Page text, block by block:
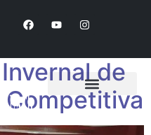
más de 100
de
Competitiva